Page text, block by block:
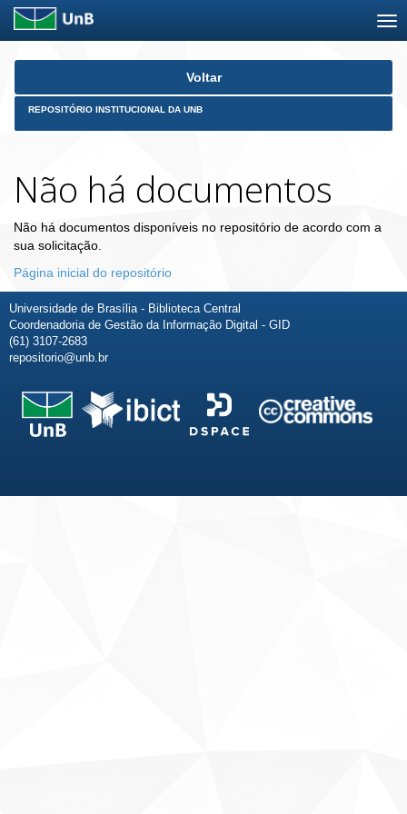
Skip
Voltar
REPOSITÓRIO INSTITUCIONAL DA UNB
Não há documentos
Não há documentos disponíveis no repositório de acordo com a
sua solicitação.
Página inicial do repositório
Universidade de Brasília - Biblioteca Central
Coordenadoria de Gestão da Informação Digital - GID
(61) 3107-2683
repositorio@unb.br